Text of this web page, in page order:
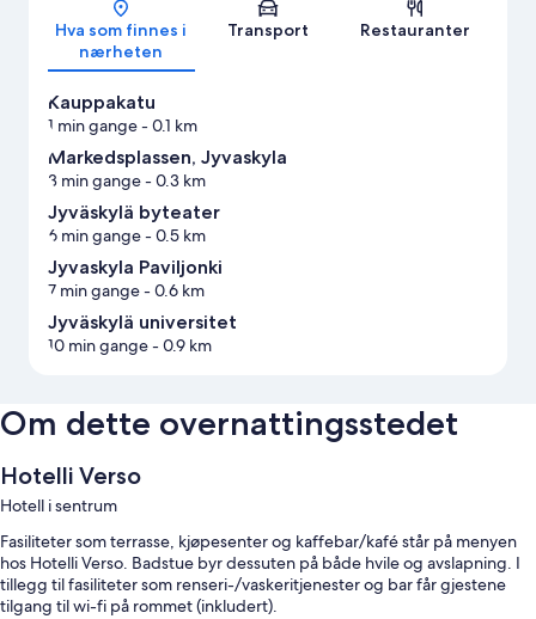
Hva som finnes i
nærheten
Transport Restauranter
Kauppakatu
1 min gange- 0.1 km
Markedsplassen, Jyvaskyla
3 min gange- 0.3 km
Jyväskylä byteater
6 min gange- 0.5 km
Jyvaskyla Paviljonki
7 min gange- 0.6 km
Jyväskylä universitet
10 min gange- 0.9 km
Om dette overnattingsstedet
Hotelli Verso
Hotell i sentrum
Fasiliteter som terrasse, kjøpesenter og kaffebar/kafé står på menyen
hos Hotelli Verso. Badstue byr dessuten på både hvile og avslapning. I
tillegg til fasiliteter som renseri-/vaskeritjenester og bar får gjestene
tilgang til wi-fi på rommet (inkludert).